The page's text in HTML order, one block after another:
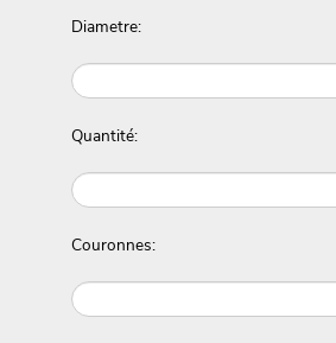
Diametre:
Quantité:
Couronnes: